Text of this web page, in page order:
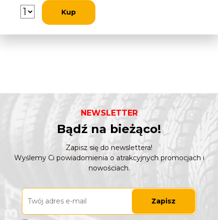
Kup
NEWSLETTER
Bądź na bieżąco!
Zapisz się do newslettera!
Wyślemy Ci powiadomienia o atrakcyjnych promocjach i
nowościach.
Zapisz